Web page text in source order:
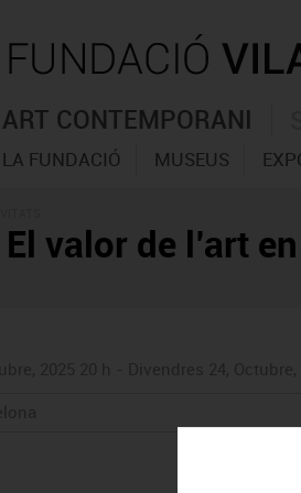
ART CONTEMPORANI
LA FUNDACIÓ MUSEUS
valor de l’art